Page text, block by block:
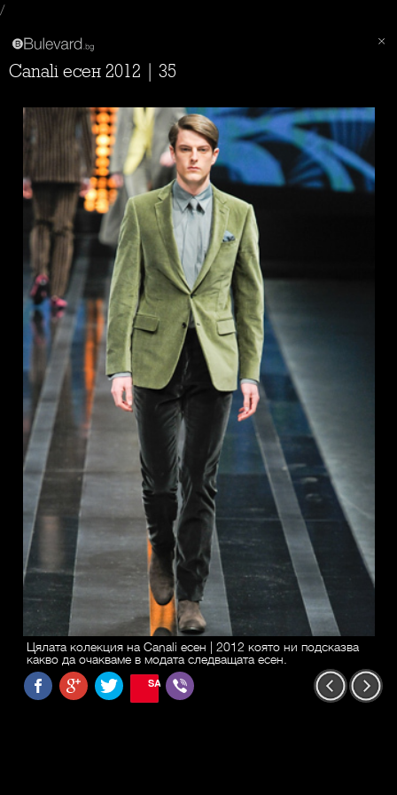
/
Canali есен 2012 | 35
Цялата колекция на Canali есен | 2012 която ни подсказва
какво да очакваме в модата следващата есен.
SAVE